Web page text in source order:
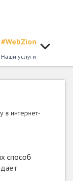
#WebZion
Наши услуги
в интернет-
способ